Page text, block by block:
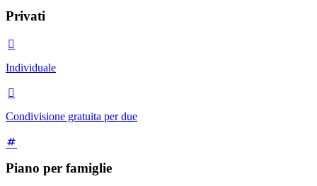
Privati

Individuale

Condivisione gratuita per due
Piano per famiglie